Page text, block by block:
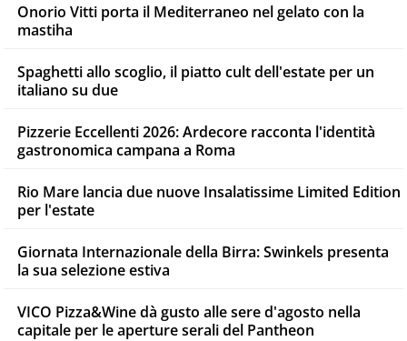
Onorio Vitti porta il Mediterraneo nel gelato con la
mastiha
Spaghetti allo scoglio, il piatto cult dell'estate per un
italiano su due
Pizzerie Eccellenti 2026: Ardecore racconta l'identità
gastronomica campana a Roma
Rio Mare lancia due nuove Insalatissime Limited Edition
per l'estate
Giornata Internazionale della Birra: Swinkels presenta
la sua selezione estiva
VICO Pizza&Wine dà gusto alle sere d'agosto nella
capitale per le aperture serali del Pantheon